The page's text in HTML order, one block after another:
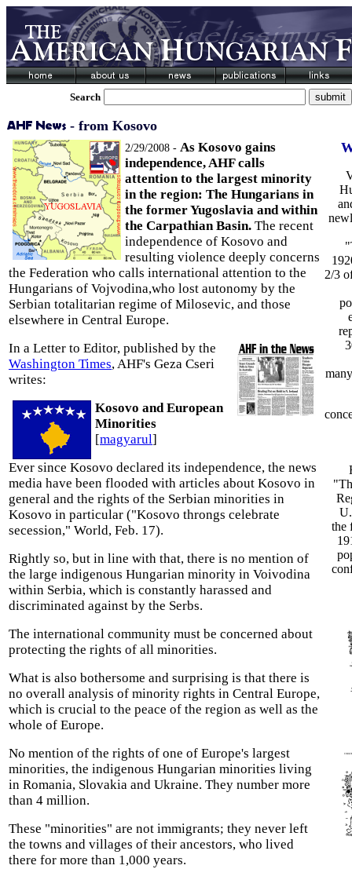
Search
- from Kosovo
2/29/2008 - As Kosovo gains
independence, AHF calls
attention to the largest minority
in the region: The Hungarians in
the former Yugoslavia and within
the Carpathian Basin. The recent
independence of Kosovo and
resulting violence deeply concerns
the Federation who calls international attention to the
Hungarians of Vojvodina,who lost autonomy by the
Serbian totalitarian regime of Milosevic, and those
elsewhere in Central Europe.
In a Letter to Editor, published by the
Washington Times, AHF's Geza Cseri
writes:
Kosovo and European
Minorities
[magyarul]
Ever since Kosovo declared its independence, the news
media have been flooded with articles about Kosovo in
general and the rights of the Serbian minorities in
Kosovo in particular ("Kosovo throngs celebrate
secession," World, Feb. 17).
Rightly so, but in line with that, there is no mention of
the large indigenous Hungarian minority in Voivodina
within Serbia, which is constantly harassed and
discriminated against by the Serbs.
The international community must be concerned about
protecting the rights of all minorities.
What is also bothersome and surprising is that there is
no overall analysis of minority rights in Central Europe,
which is crucial to the peace of the region as well as the
whole of Europe.
No mention of the rights of one of Europe's largest
minorities, the indigenous Hungarian minorities living
in Romania, Slovakia and Ukraine. They number more
than 4 million.
These "minorities" are not immigrants; they never left
the towns and villages of their ancestors, who lived
there for more than 1,000 years.
2/3
the